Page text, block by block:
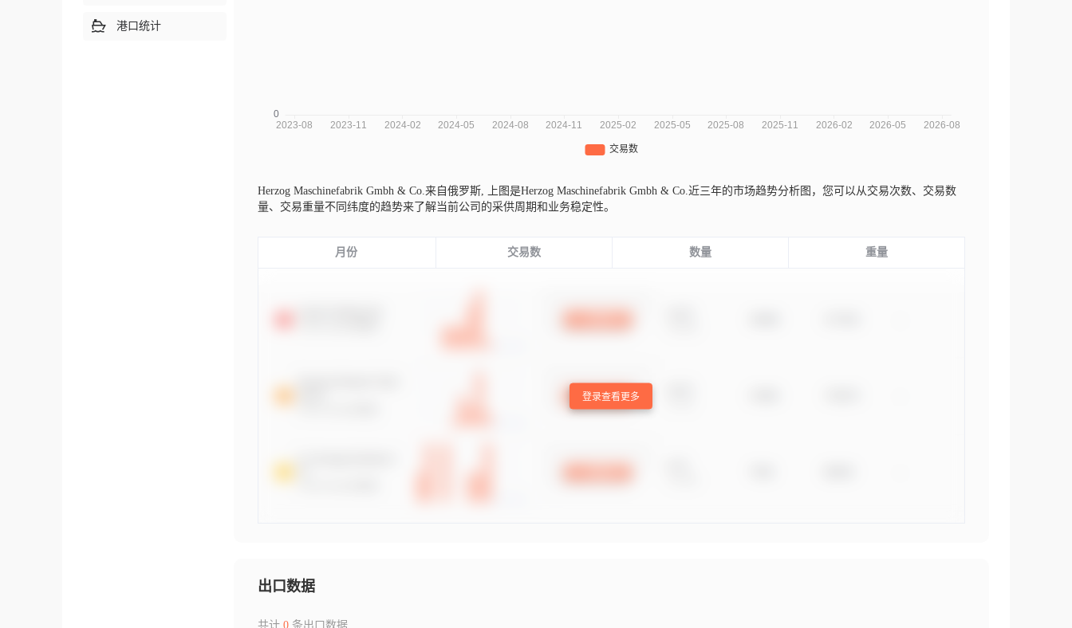
Herzog Maschinefabrik Gmbh & Co.来自俄罗斯,
上图是Herzog Maschinefabrik Gmbh & Co.近三年的市场趋势分析图，您可以从交易次数、交易数
量、交易重量不同纬度的趋势来了解当前公司的采供周期和业务稳定性。
月份 交易数 数量 重量
登录查看更多
出口数据
共计 0条出口数据
港口统计